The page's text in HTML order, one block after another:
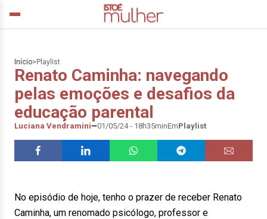
Início> Playlist
Renato Caminha: navegando
pelas emoções e desafios da
educação parental
Luciana Vendramini 01/05/24 - 18h35minEmPlaylist
No episódio de hoje, tenho o prazer de receber Renato
Caminha, um renomado psicólogo, professor e